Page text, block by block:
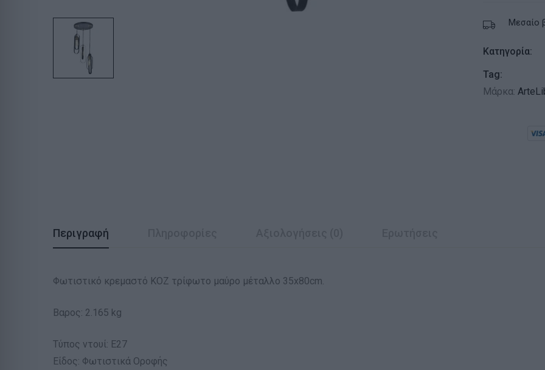
Μεσαίο
Κατηγορία:
Tag:
Μάρκα:
Περιγραφή
Φωτιστικό κρεμαστό KOZ τρίφωτο μαύρο μέταλλο 35x80cm.
Βαρος: 2.165 kg
Τύπος ντουί: E27
Είδος: Φωτιστικά Οροφής